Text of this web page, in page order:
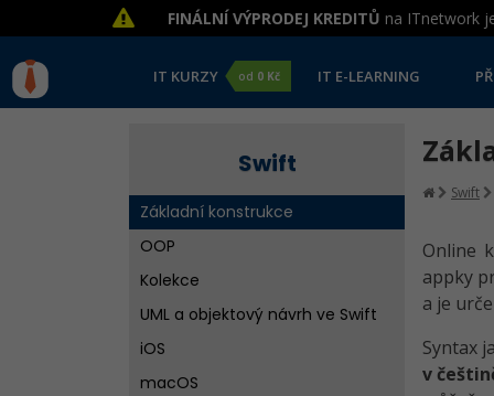
FINÁLNÍ VÝPRODEJ KREDITŮ na ITnetwork
IT KURZY od 0 Kč IT E-LEARNING
Swift
Základní konstrukce
OOP
Kolekce
UML a objektový návrh ve Swift
iOS
macOS
Swift
Online
appky
a je
Syntax
v